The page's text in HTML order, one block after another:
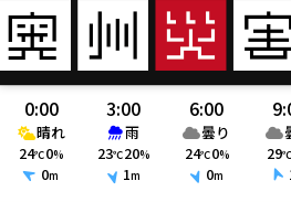
0:00
晴れ
24℃0%
0m
3:00
雨
23℃20%
1m
6:00
曇り
24℃0%
0m
29℃